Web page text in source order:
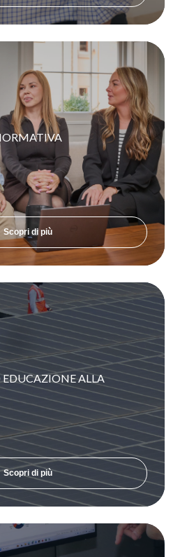
Scopri di più
ALLA
Scopri di più